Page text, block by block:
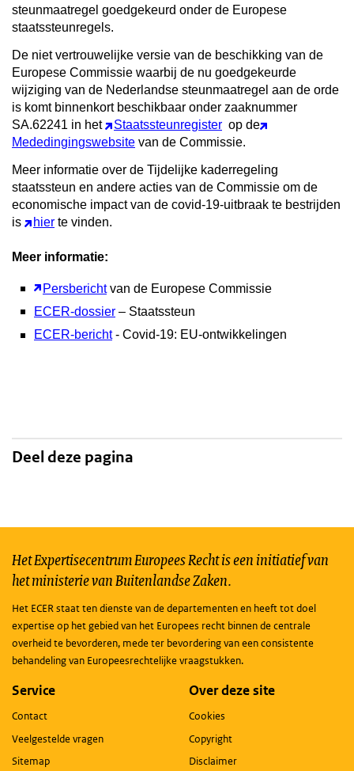
steunmaatregel goedgekeurd onder de Europese
staatssteunregels.
De niet vertrouwelijke versie van de beschikking van de
Europese Commissie waarbij de nu goedgekeurde
wijziging van de Nederlandse steunmaatregel aan de orde
is komt binnenkort beschikbaar onder zaaknummer
SA.62241 in het
Staatssteunregister op de
Mededingingswebsite van de Commissie.
Meer informatie over de Tijdelijke kaderregeling
staatssteun en andere acties van de Commissie om de
economische impact van de covid-19-uitbraak te bestrijden
is
hier te vinden.
Meer informatie:
Persbericht van de Europese Commissie
ECER-dossier – Staatssteun
ECER-bericht - Covid-19: EU-ontwikkelingen
Deel deze pagina
Het Expertisecentrum Europees Recht is een initiatief van
het ministerie van Buitenlandse Zaken.
Het ECER staat ten dienste van de departementen en heeft tot doel
expertise op het gebied van het Europees recht binnen de centrale
overheid te bevorderen, mede ter bevordering van een consistente
behandeling van Europeesrechtelijke vraagstukken.
Service
Contact
Veelgestelde vragen
Sitemap
Over deze site
Cookies
Copyright
Disclaimer